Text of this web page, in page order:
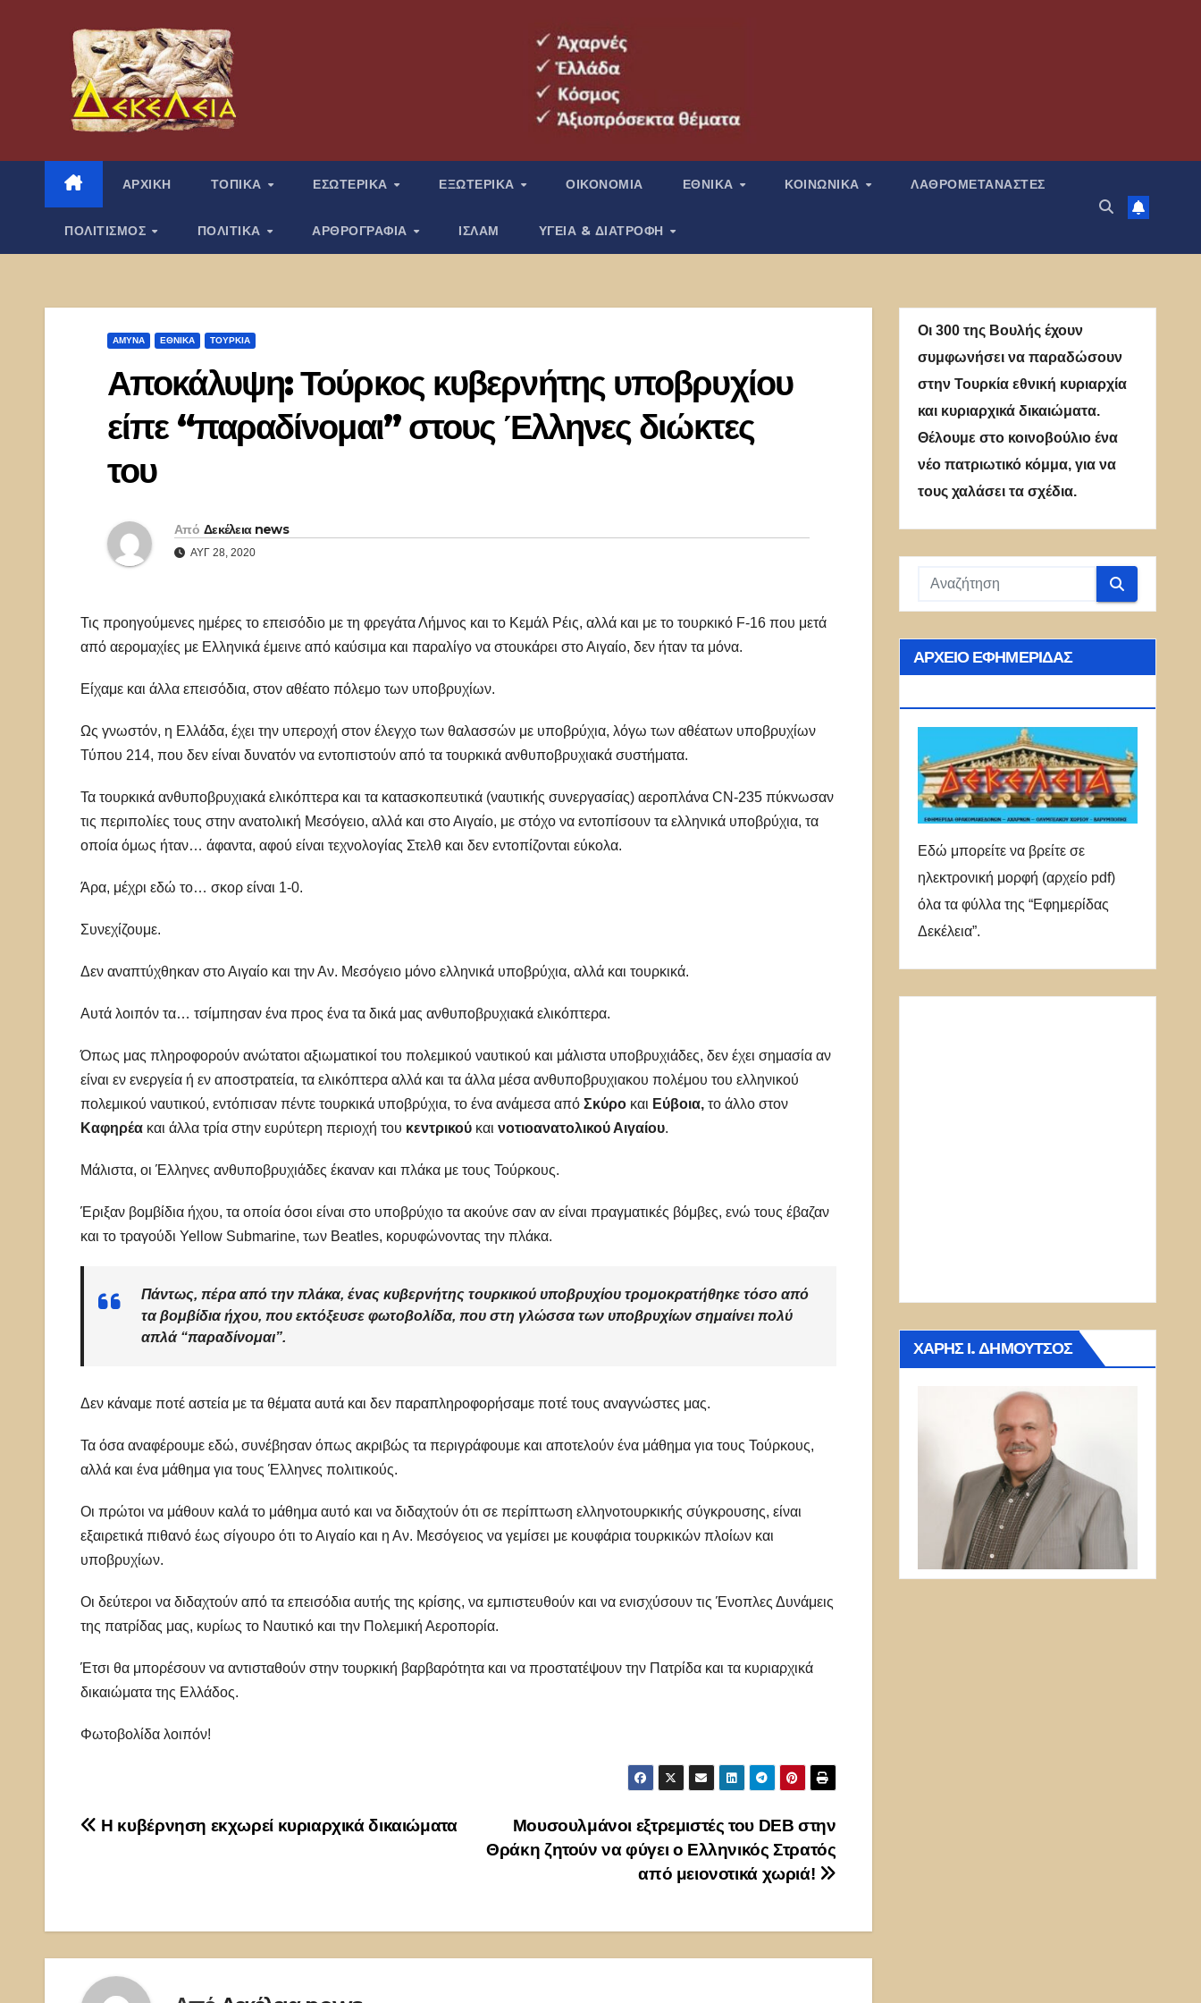
περιεχόμενο
ΑΡΧΙΚΗ ΤΟΠΙΚΑ ΕΣΩΤΕΡΙΚΑ ΕΞΩΤΕΡΙΚΑ ΟΙΚΟΝΟΜΙΑ ΕΘΝΙΚΑ ΚΟΙΝΩΝΙΚΑ ΛΑΘΡΟΜΕΤΑΝΑΣΤΕΣ
ΠΟΛΙΤΙΣΜΟΣ ΠΟΛΙΤΙΚΑ ΑΡΘΡΟΓΡΑΦΙΑ ΙΣΛΑΜ ΥΓΕΙΑ & ΔΙΑΤΡΟΦΗ
ΑΜΥΝΑ ΕΘΝΙΚΑ ΤΟΥΡΚΊΑ
Αποκάλυψη: Τούρκος κυβερνήτης υποβρυχίου
είπε “παραδίνομαι” στους Έλληνες διώκτες
του
Από Δεκέλεια news
ΑΥΓ 28, 2020
Τις προηγούμενες ημέρες το επεισόδιο με τη φρεγάτα Λήμνος και το Κεμάλ Ρέις, αλλά και με το τουρκικό F-16 που μετά
από αερομαχίες με Ελληνικά έμεινε από καύσιμα και παραλίγο να στουκάρει στο Αιγαίο, δεν ήταν τα μόνα.
Είχαμε και άλλα επεισόδια, στον αθέατο πόλεμο των υποβρυχίων.
Ως γνωστόν, η Ελλάδα, έχει την υπεροχή στον έλεγχο των θαλασσών με υποβρύχια, λόγω των αθέατων υποβρυχίων
Τύπου 214, που δεν είναι δυνατόν να εντοπιστούν από τα τουρκικά ανθυποβρυχιακά συστήματα.
Τα τουρκικά ανθυποβρυχιακά ελικόπτερα και τα κατασκοπευτικά (ναυτικής συνεργασίας) αεροπλάνα CN-235 πύκνωσαν
τις περιπολίες τους στην ανατολική Μεσόγειο, αλλά και στο Αιγαίο, με στόχο να εντοπίσουν τα ελληνικά υποβρύχια, τα
οποία όμως ήταν… άφαντα, αφού είναι τεχνολογίας Στελθ και δεν εντοπίζονται εύκολα.
Άρα, μέχρι εδώ το… σκορ είναι 1-0.
Συνεχίζουμε.
Δεν αναπτύχθηκαν στο Αιγαίο και την Αν. Μεσόγειο μόνο ελληνικά υποβρύχια, αλλά και τουρκικά.
Αυτά λοιπόν τα… τσίμπησαν ένα προς ένα τα δικά μας ανθυποβρυχιακά ελικόπτερα.
Όπως μας πληροφορούν ανώτατοι αξιωματικοί του πολεμικού ναυτικού και μάλιστα υποβρυχιάδες, δεν έχει σημασία αν
είναι εν ενεργεία ή εν αποστρατεία, τα ελικόπτερα αλλά και τα άλλα μέσα ανθυποβρυχιακου πολέμου του ελληνικού
πολεμικού ναυτικού, εντόπισαν πέντε τουρκικά υποβρύχια, το ένα ανάμεσα από Σκύρο και Εύβοια, το άλλο στον
Καφηρέα και άλλα τρία στην ευρύτερη περιοχή του κεντρικού και νοτιοανατολικού Αιγαίου.
Μάλιστα, οι Έλληνες ανθυποβρυχιάδες έκαναν και πλάκα με τους Τούρκους.
Έριξαν βομβίδια ήχου, τα οποία όσοι είναι στο υποβρύχιο τα ακούνε σαν αν είναι πραγματικές βόμβες, ενώ τους έβαζαν
και το τραγούδι Yellow Submarine, των Beatles, κορυφώνοντας την πλάκα.
Πάντως, πέρα από την πλάκα, ένας κυβερνήτης τουρκικού υποβρυχίου τρομοκρατήθηκε τόσο από
τα βομβίδια ήχου, που εκτόξευσε φωτοβολίδα, που στη γλώσσα των υποβρυχίων σημαίνει πολύ
απλά “παραδίνομαι”.
Δεν κάναμε ποτέ αστεία με τα θέματα αυτά και δεν παραπληροφορήσαμε ποτέ τους αναγνώστες μας.
Τα όσα αναφέρουμε εδώ, συνέβησαν όπως ακριβώς τα περιγράφουμε και αποτελούν ένα μάθημα για τους Τούρκους,
αλλά και ένα μάθημα για τους Έλληνες πολιτικούς.
Οι πρώτοι να μάθουν καλά το μάθημα αυτό και να διδαχτούν ότι σε περίπτωση ελληνοτουρκικής σύγκρουσης, είναι
εξαιρετικά πιθανό έως σίγουρο ότι το Αιγαίο και η Αν. Μεσόγειος να γεμίσει με κουφάρια τουρκικών πλοίων και
υποβρυχίων.
Οι δεύτεροι να διδαχτούν από τα επεισόδια αυτής της κρίσης, να εμπιστευθούν και να ενισχύσουν τις Ένοπλες Δυνάμεις
της πατρίδας μας, κυρίως το Ναυτικό και την Πολεμική Αεροπορία.
Έτσι θα μπορέσουν να αντισταθούν στην τουρκική βαρβαρότητα και να προστατέψουν την Πατρίδα και τα κυριαρχικά
δικαιώματα της Ελλάδος.
Φωτοβολίδα λοιπόν!
Πλοήγηση
Μουσουλμάνοι εξτρεμιστές του DEB στην
Θράκη ζητούν να φύγει ο Ελληνικός Στρατός
από μειονοτικά χωριά!
Η κυβέρνηση εκχωρεί κυριαρχικά δικαιώματα
Οι 300 της Βουλής έχουν
συμφωνήσει να παραδώσουν
στην Τουρκία εθνική κυριαρχία
και κυριαρχικά δικαιώματα.
Θέλουμε στο κοινοβούλιο ένα
νέο πατριωτικό κόμμα, για να
τους χαλάσει τα σχέδια.
ΑΡΧΕΊΟ ΕΦΗΜΕΡΊΔΑΣ
Εδώ μπορείτε να βρείτε σε
ηλεκτρονική μορφή (αρχείο pdf)
όλα τα φύλλα της “Εφημερίδας
Δεκέλεια”.
ΧΆΡΗΣ Ι. ΔΗΜΟΎΤΣΟΣ